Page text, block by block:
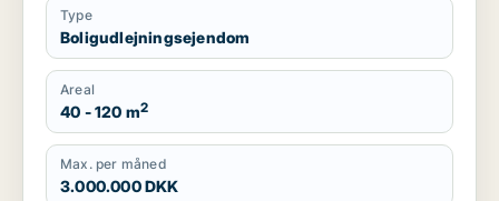
Type
Boligudlejningsejendom
Areal
40 - 120 m2
Max. per måned
3.000.000 DKK